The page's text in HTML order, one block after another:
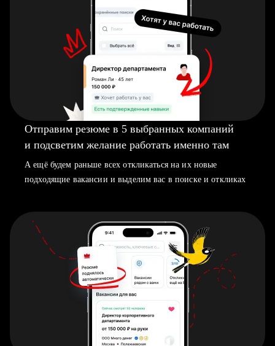
Отправим резюме в 5 выбранных компаний
и подсветим желание работать именно там
А ещё будем раньше всех откликаться на их новые
подходящие вакансии и выделим вас в поиске и откликах